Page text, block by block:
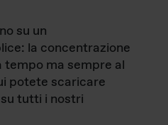
su un
la concentrazione
tempo ma sempre al
potete scaricare
tutti i nostri